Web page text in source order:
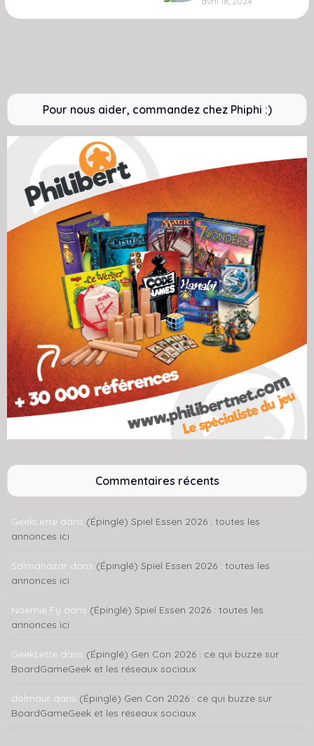
Pour nous aider, commandez chez Phiphi :)
Commentaires récents
GeekLette dans (Épinglé) Spiel Essen 2026 : toutes les
annonces ici
Salmanazar dans (Épinglé) Spiel Essen 2026 : toutes les
annonces ici
Noémie Fy dans (Épinglé) Spiel Essen 2026 : toutes les
annonces ici
GeekLette dans (Épinglé) Gen Con 2026 : ce qui buzze sur
BoardGameGeek et les réseaux sociaux
dolmaur dans (Épinglé) Gen Con 2026 : ce qui buzze sur
BoardGameGeek et les réseaux sociaux